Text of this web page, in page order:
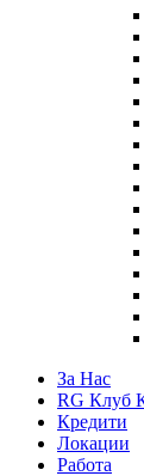
За Нас
RG Клуб
Кредити
Локации
Работа